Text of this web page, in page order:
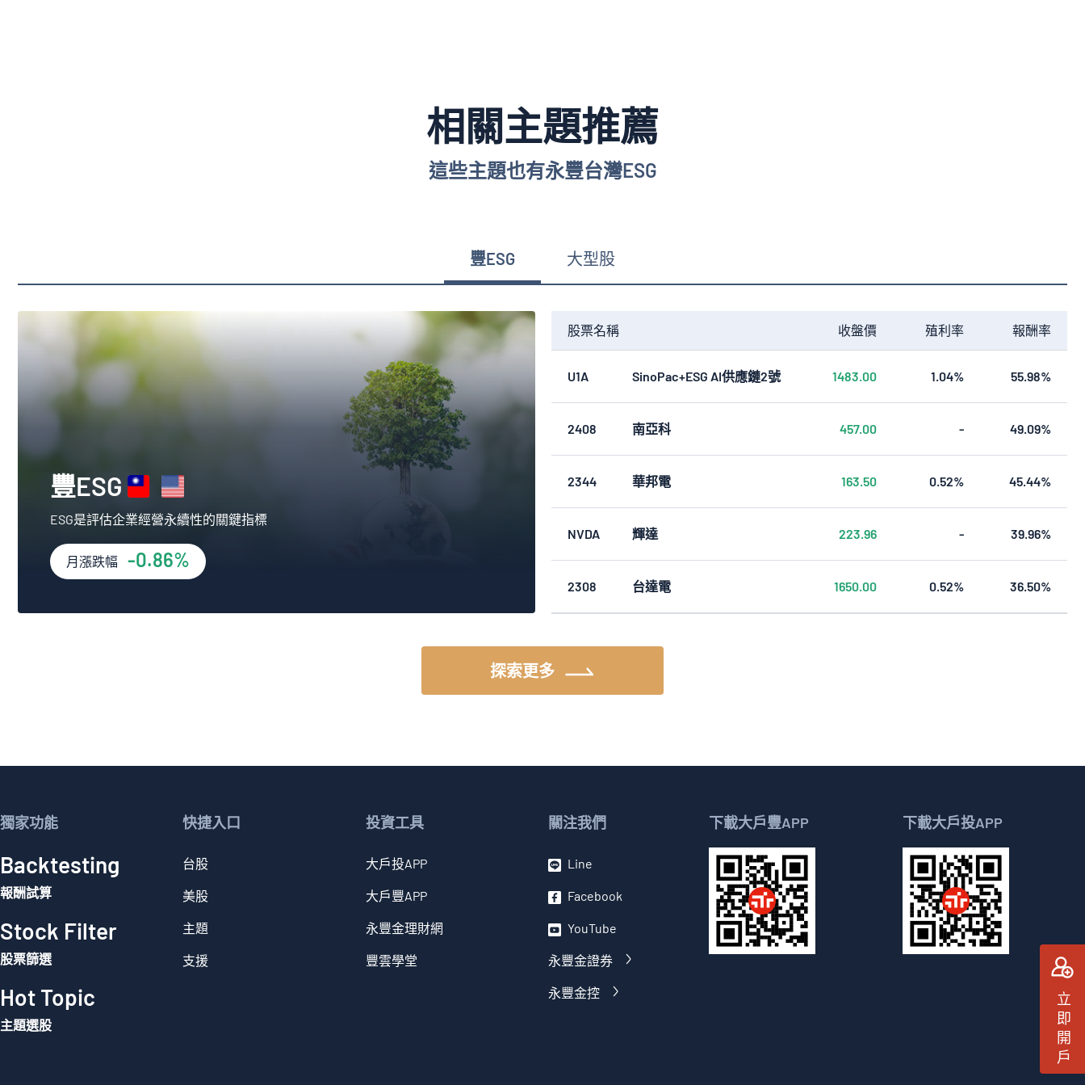
立即開戶
2.45% 2301 光寶科
1.18% 聯發科 3,900.00 3.83% 32.59%
1.11% 3481 群創 47.55 2.26% 24.86%
0.97% 鴻海 260.00 3.50% 16.17%
京元電子 242.00 3.77% 31.51%
群聯 2,020.00 3.65% 33.59%
0.66% 6488 環球晶 872.00 2.42% 13.39%
2884 玉山金
0.31% 3231 緯創 183.50 0.00% 28.95%
0.29% 中華電 3.72%
0.23% 仁寶 3.49%
0.20% 兆豐金 3.72%
相關主題推薦
這些主題也有永豐台灣ESG
豐ESG 大型股
豐ESG
ESG是評估企業經營永續性的關鍵指標
月漲跌幅 -0.86%
股票名稱 收盤價 殖利率 報酬率
U1A SinoPac+ESG AI供應鏈2號 1483.00 1.04% 55.98%
2408 南亞科 457.00 - 49.09%
2344 華邦電 163.50 0.52% 45.44%
NVDA 輝達 223.96 - 39.96%
2308 台達電 1650.00 0.52% 36.50%
探索更多
獨家功能
Backtesting
報酬試算
Stock Filter
股票篩選
Hot Topic
主題選股
快捷入口
台股
美股
主題
支援
投資工具
大戶投APP
大戶豐APP
永豐金理財網
豐雲學堂
關注我們
Line
Facebook
YouTube
永豐金證券
永豐金控
下載大戶豐APP 下載大戶投APP